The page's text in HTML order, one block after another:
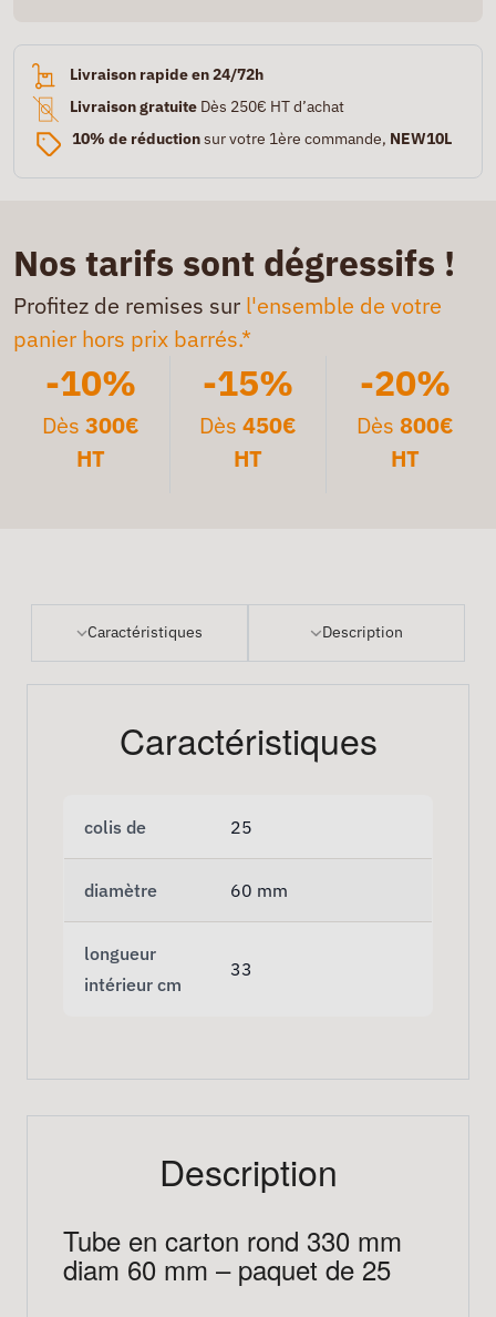
Livraison rapide en 24/72h
Livraison gratuite Dès 250€ HT d’achat
10% de réductionsur votre 1ère commande, NEW10L
Nos tarifs sont dégressifs !
Profitez de remises sur l'ensemble de votre
panier hors prix barrés.*
-10%
Dès300€
HT
-15%
Dès 450€
HT
-20%
Dès 800€
HT
Caractéristiques Description
Caractéristiques
colis de 25
diamètre 60 mm
longueur
intérieur cm
33
Description
Tube en carton rond 330 mm
diam 60 mm – paquet de 25